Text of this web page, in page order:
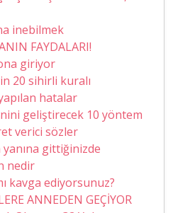
inebilmek
FAYDALARI!
giriyor
20 sihirli kuralı
hatalar
geliştirecek 10 yöntem
verici sözler
yanına gittiğinizde
nedir
kavga ediyorsunuz?
ANNEDEN GEÇİYOR